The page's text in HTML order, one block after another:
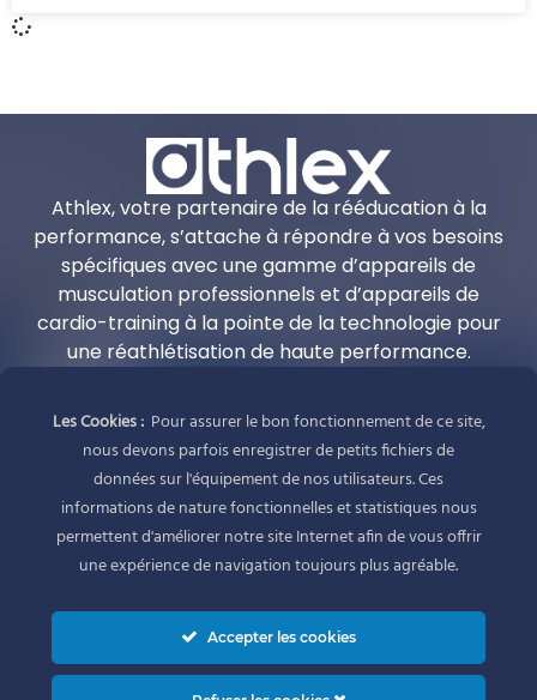
Athlex, votre partenaire de la rééducation à la
performance, s’attache à répondre à vos besoins
spécifiques avec une gamme d’appareils de
musculation professionnels et d’appareils de
cardio-training à la pointe de la technologie pour
une réathlétisation de haute performance.
Adresse
Athlex
1 allée Alban Vistel
69110 Sainte Foy-Lès-Lyon
France
Réseaux sociaux
Contact
Les Cookies : Pour assurer le bon fonctionnement de ce site,
nous devons parfois enregistrer de petits fichiers de
données sur l'équipement de nos utilisateurs. Ces
informations de nature fonctionnelles et statistiques nous
permettent d'améliorer notre site Internet afin de vous offrir
une expérience de navigation toujours plus agréable.
Accepter les cookies